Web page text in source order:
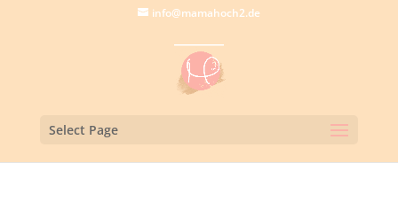
info@mamahoch2.de
Select Page